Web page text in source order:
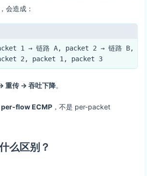
会造成：
1 → 链路 A, packet 2 → 链路 B,
2, packet 1, packet 3
重传 → 吞吐下降。
per-flow ECMP ，不是 per-packet
么区别？